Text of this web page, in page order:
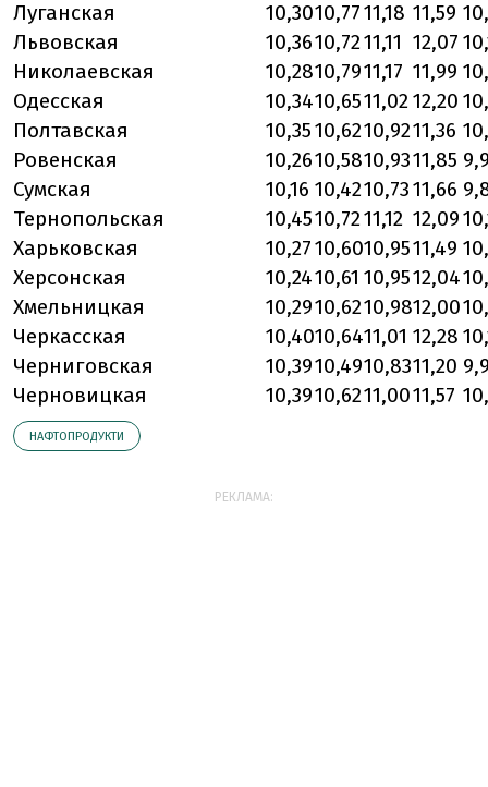
Луганская 10,3010,7711,18 11,59
Львовская
10,3610,7211,11 12,07
Николаевская
10,2810,7911,17 11,99
Одесская
10,3410,6511,02 12,20
Полтавская
10,3510,6210,9211,36
Ровенская
10,2610,5810,9311,85
Сумская
10,16 10,4210,7311,66
Тернопольская
10,4510,7211,12 12,09
Харьковская
10,2710,6010,9511,49
Херсонская
10,2410,61 10,9512,04
Хмельницкая
10,2910,6210,9812,00
Черкасская
10,4010,6411,01 12,28
Черниговская
10,3910,4910,8311,20
Черновицкая
10,3910,6211,0011,57
НАФТОПРОДУКТИ
РЕКЛАМА: